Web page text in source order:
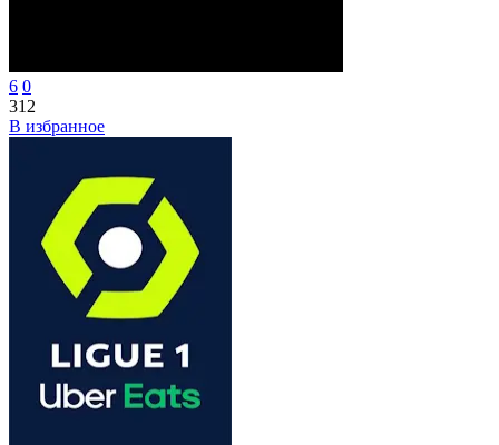
6 0
312
В избранное